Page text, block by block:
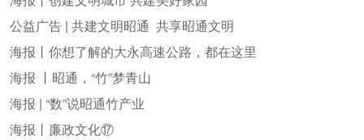
公益广告 | 共建文明昭通 共享昭通文明
海报丨你想了解的大永高速公路，都在这里
海报 丨昭通，“竹”梦青山
海报 | “数”说昭通竹产业
海报丨廉政文化⑰